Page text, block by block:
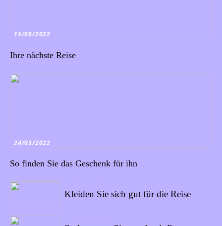
15/06/2022
Ihre nächste Reise
24/05/2022
So finden Sie das Geschenk für ihn
Kleiden Sie sich gut für die Reise